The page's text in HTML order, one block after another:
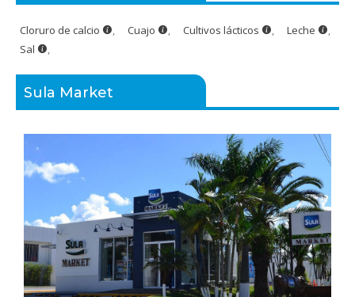
Cloruro de calcio , Cuajo , Cultivos lácticos , Leche
,
Sal
,
Sula Market